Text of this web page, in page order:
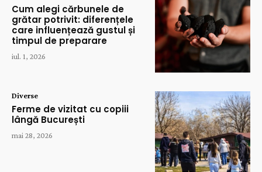
Cum alegi cărbunele de
grătar potrivit: diferențele
care influențează gustul și
timpul de preparare
iul. 1, 2026
Diverse
Ferme de vizitat cu copiii
lângă București
mai 28, 2026